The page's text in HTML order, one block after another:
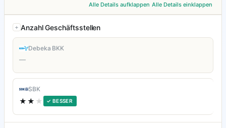
Alle Details aufklappen Alle Details einklappen
Anzahl Geschäftsstellen
Debeka BKK
—
SBK
★★ ★ ✓ BESSER